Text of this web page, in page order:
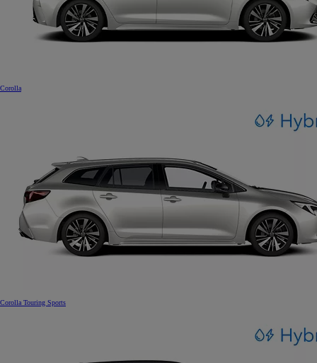
Corolla
Corolla Touring Sports